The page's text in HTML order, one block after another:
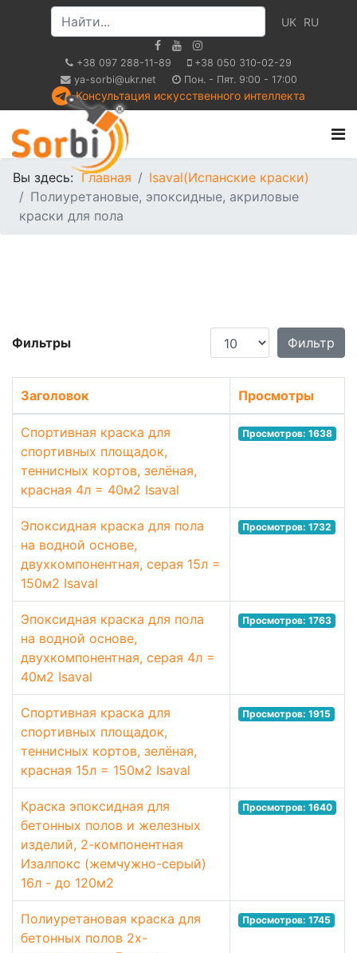
UK RU
+38 097 288-11-89
+38 050 310-02-29
ya-sorbi@ukr.net
Пон. - Пят. 9:00 - 17:00
Консультация искусственного интеллекта
Вы здесь:Главная
Isaval(Испанские краски)
Полиуретановые, эпоксидные, акриловые
краски для пола
Фильтры Кол-во строк:Фильтр
Заголовок Просмотры
Спортивная краска для
спортивных площадок,
теннисных кортов, зелёная,
красная 4л = 40м2 Isaval
Просмотров: 1638
Эпоксидная краска для пола
на водной основе,
двухкомпонентная, серая 15л =
150м2 Isaval
Просмотров: 1732
Эпоксидная краска для пола
на водной основе,
двухкомпонентная, серая 4л =
40м2 Isaval
Просмотров: 1763
Спортивная краска для
спортивных площадок,
теннисных кортов, зелёная,
красная 15л = 150м2 Isaval
Просмотров: 1915
Краска эпоксидная для
бетонных полов и железных
изделий, 2-компонентная
Изалпокс (жемчужно-серый)
16л - до 120м2
Просмотров: 1640
Полиуретановая краска для
бетонных полов 2х-
Просмотров: 1745